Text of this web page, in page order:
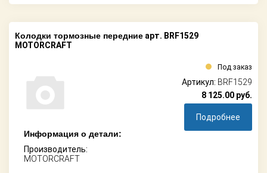
Колодки тормозные передние арт. BRF1529
MOTORCRAFT
Информация о детали:
Производитель:
MOTORCRAFT
Под заказ
Артикул: BRF1529
8 125.00 руб.
Подробнее